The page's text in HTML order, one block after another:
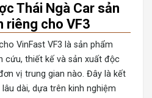
Thái Ngà Car sản
riêng cho VF3
VinFast VF3 là sản phẩm
cứu, thiết kế và sản xuất độc
vị trung gian nào. Đây là kết
dài, dựa trên kinh nghiệm